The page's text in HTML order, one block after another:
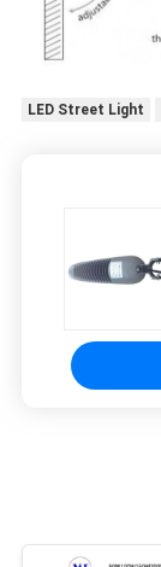
LED Street Light